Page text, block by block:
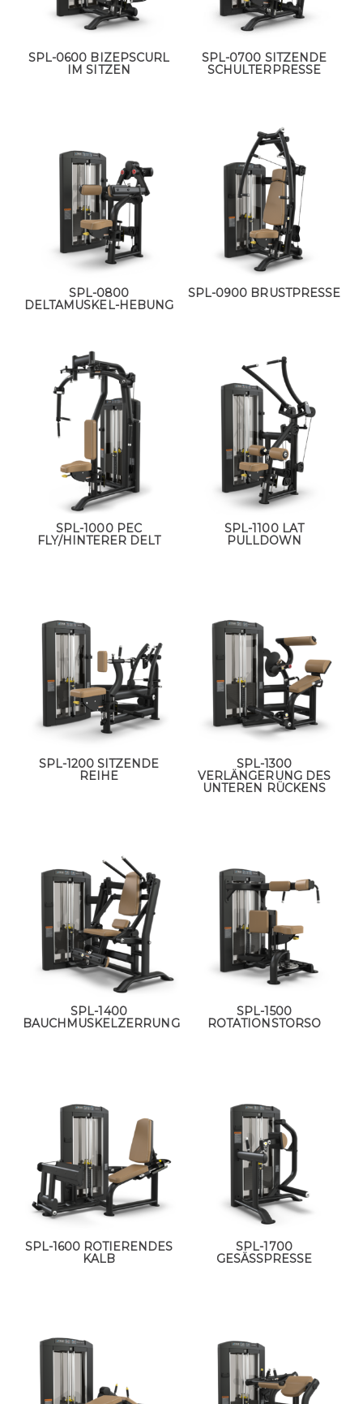
SPL-0600 BIZEPSCURL
IM SITZEN
SPL-0700 SITZENDE
SCHULTERPRESSE
SPL-0800
DELTAMUSKEL-HEBUNG
SPL-0900 BRUSTPRESSE
SPL-1000 PEC
FLY/HINTERER DELT
SPL-1100 LAT
PULLDOWN
SPL-1200 SITZENDE
REIHE
SPL-1300
VERLÄNGERUNG DES
UNTEREN RÜCKENS
SPL-1400
BAUCHMUSKELZERRUNG
SPL-1500
ROTATIONSTORSO
SPL-1600 ROTIERENDES
KALB
SPL-1700
GESÄSSPRESSE